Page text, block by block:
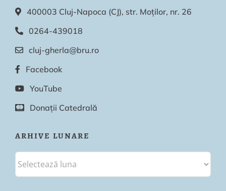
400003 Cluj-Napoca (CJ), str. Moților, nr. 26
0264-439018
cluj-gherla@bru.ro
Facebook
YouTube
Donații Catedrală
ARHIVE LUNARE